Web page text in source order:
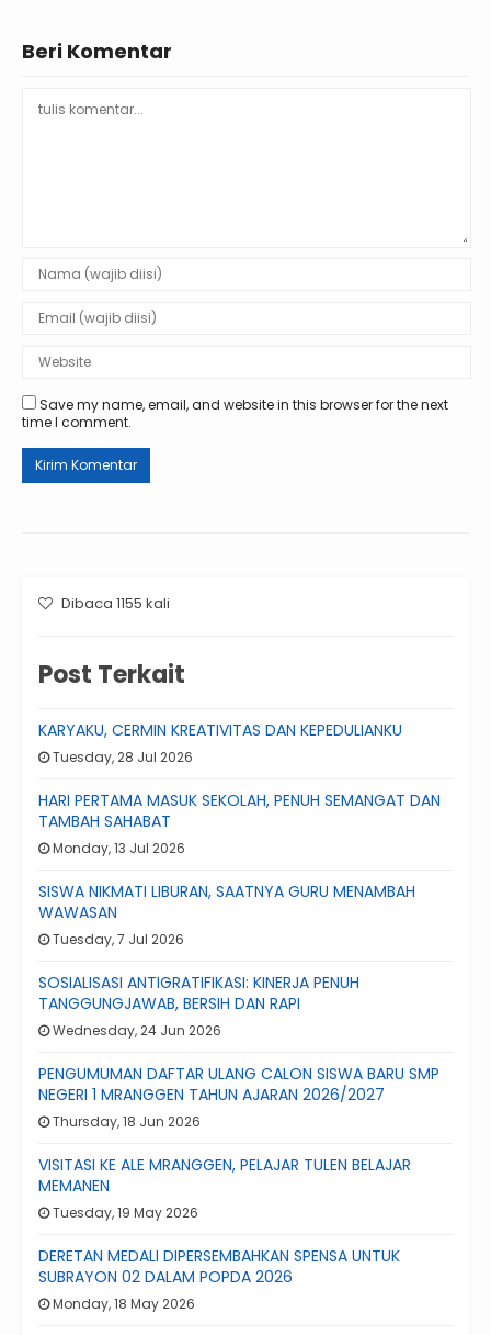
Beri Komentar
Save my name, email, and website in this browser for the next
time I comment.
Dibaca 1155 kali
Post Terkait
KARYAKU, CERMIN KREATIVITAS DAN KEPEDULIANKU
Tuesday, 28 Jul 2026
HARI PERTAMA MASUK SEKOLAH, PENUH SEMANGAT DAN
TAMBAH SAHABAT
Monday, 13 Jul 2026
SISWA NIKMATI LIBURAN, SAATNYA GURU MENAMBAH
WAWASAN
Tuesday, 7 Jul 2026
SOSIALISASI ANTIGRATIFIKASI: KINERJA PENUH
TANGGUNGJAWAB, BERSIH DAN RAPI
Wednesday, 24 Jun 2026
PENGUMUMAN DAFTAR ULANG CALON SISWA BARU SMP
NEGERI 1 MRANGGEN TAHUN AJARAN 2026/2027
Thursday, 18 Jun 2026
VISITASI KE ALE MRANGGEN, PELAJAR TULEN BELAJAR
MEMANEN
Tuesday, 19 May 2026
DERETAN MEDALI DIPERSEMBAHKAN SPENSA UNTUK
SUBRAYON 02 DALAM POPDA 2026
Monday, 18 May 2026